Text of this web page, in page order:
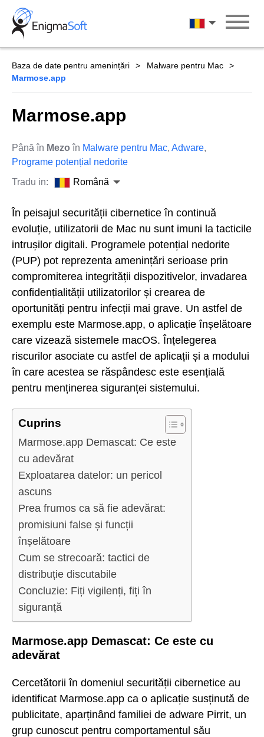
Skip
content
Română
Baza de date pentru amenințări
Malware pentru Mac
Marmose.app
Marmose.app
Până în Mezo în Malware pentru Mac, Adware,
Programe potențial nedorite
Tradu in:
Română
În peisajul securității cibernetice în continuă
evoluție, utilizatorii de Mac nu sunt imuni la tacticile
intrușilor digitali. Programele potențial nedorite
(PUP) pot reprezenta amenințări serioase prin
compromiterea integrității dispozitivelor, invadarea
confidențialității utilizatorilor și crearea de
oportunități pentru infecții mai grave. Un astfel de
exemplu este Marmose.app, o aplicație înșelătoare
care vizează sistemele macOS. Înțelegerea
riscurilor asociate cu astfel de aplicații și a modului
în care acestea se răspândesc este esențială
pentru menținerea siguranței sistemului.
Cuprins
Marmose.app Demascat: Ce este
cu adevărat
Exploatarea datelor: un pericol
ascuns
Prea frumos ca să fie adevărat:
promisiuni false și funcții
înșelătoare
Cum se strecoară: tactici de
distribuție discutabile
Concluzie: Fiți vigilenți, fiți în
siguranță
Marmose.app Demascat: Ce este cu
adevărat
Cercetătorii în domeniul securității cibernetice au
identificat Marmose.app ca o aplicație susținută de
publicitate, aparținând familiei de adware Pirrit, un
grup cunoscut pentru comportamentul său